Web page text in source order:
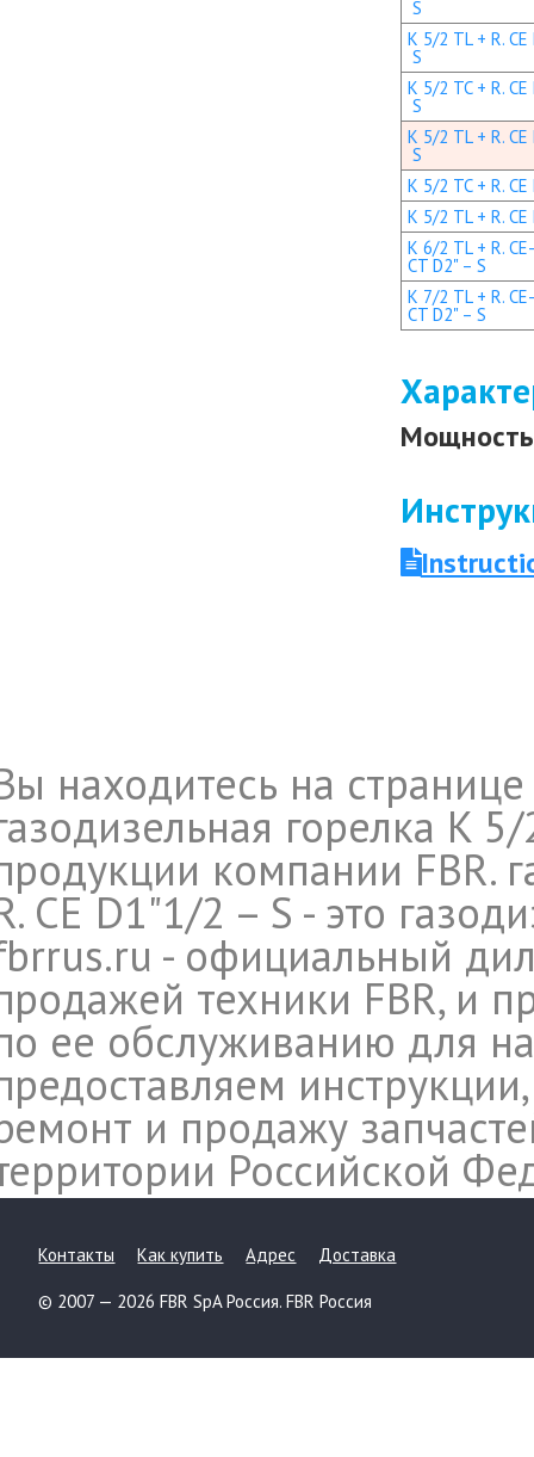
S
K 5/2 TL + R.
S
K 5/2 TC + R.
S
K 5/2 TL + R.
S
K 5/2 TC + R. CE
K 5/2 TL + R. CE
K 6/2 TL + R. CE-
CT D2" – S
K 7/2 TL + R. CE-
CT D2" – S
Мощность
находитесь на
горелка K
компании FBR.
CE D1"1/2 – S - это
- официальный
техники FBR, и
ее обслуживанию для
и продажу
Российской
Контакты Как купить Адрес Доставка
© 2007 — 2026 FBR SpA Россия. FBR Россия